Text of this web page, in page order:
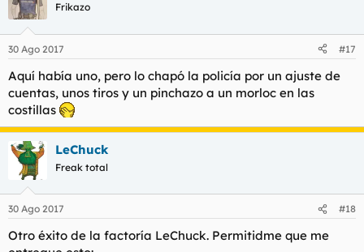
Frikazo
30 Ago 2017 #17
Aquí había uno, pero lo chapó la policía por un ajuste de
cuentas, unos tiros y un pinchazo a un morloc en las
costillas
LeChuck
Freak total
30 Ago 2017 #18
Otro éxito de la factoría LeChuck. Permitidme que me